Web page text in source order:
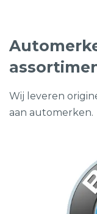
Wij leveren
aan automerken.